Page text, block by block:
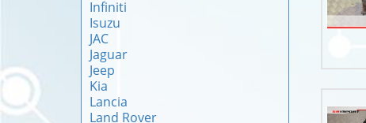
Infiniti
Isuzu
JAC
Jaguar
Jeep
Kia
Lancia
Land Rover